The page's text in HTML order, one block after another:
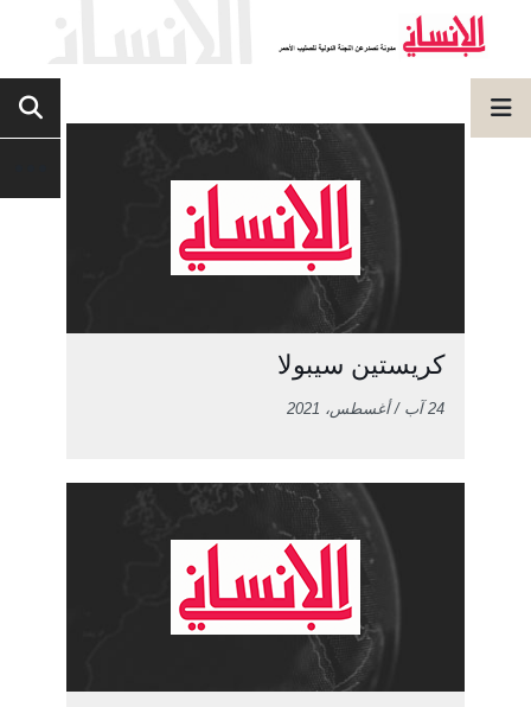
كريستين سيبولا
24 آب / أغسطس، 2021